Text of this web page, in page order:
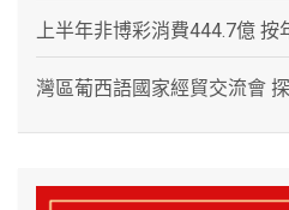
上半年非博彩消費444.7億 按
灣區葡西語國家經貿交流會